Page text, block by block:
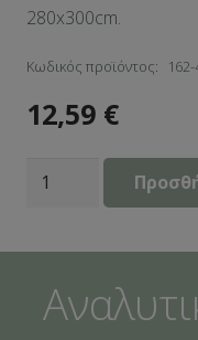
280x300cm.
Κωδικός προϊόντος:
12,59 €
Σεντόνι
Ξενοδοχείου
240x260
80%cotton